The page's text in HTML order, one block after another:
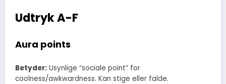
Udtryk A-F
Aura points
Betyder: Usynlige “sociale point” for
coolness/awkwardness. Kan stige eller falde.